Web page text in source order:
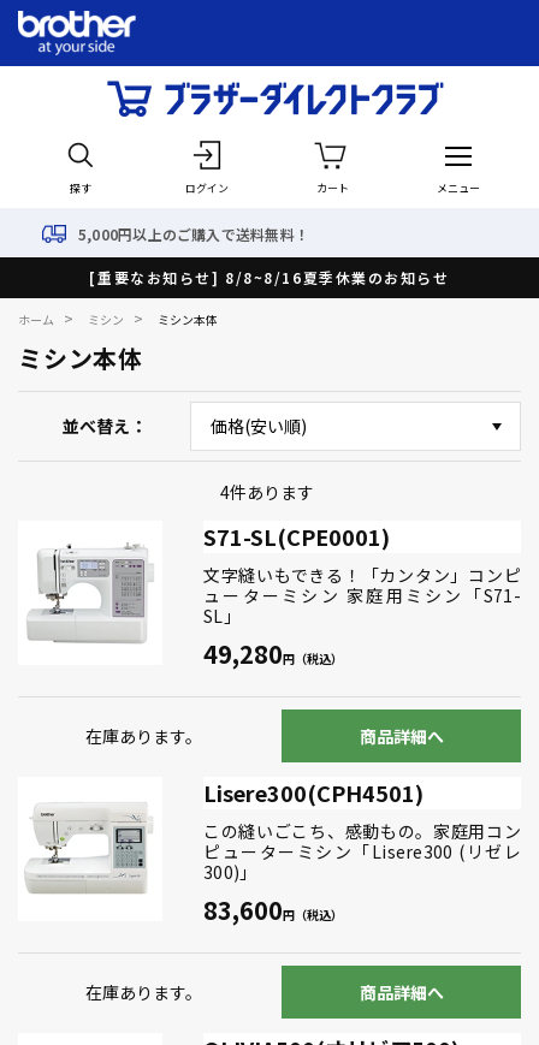
探す ログイン カート メニュー
円以上のご購入で送料無料！
[重要なお知らせ] 8/8~8/16夏季休業のお知らせ
ホーム > ミシン > ミシン本体
ミシン本体
並べ替え
4件あります
S71-SL(CPE0001)
文字縫いもできる！「カンタン」コンピ
ューターミシン 家庭用ミシン「S71-
SL」
49,280
在庫あります。 商品詳細へ
Lisere300(CPH4501)
この縫いごこち、感動もの。家庭用コン
ピューターミシン「Lisere300 (リゼレ
300)」
83,600
在庫あります。 商品詳細へ